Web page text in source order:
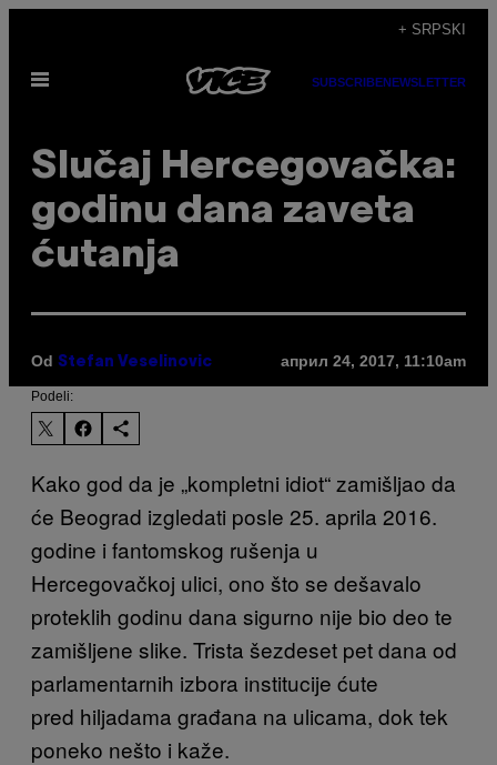
садржај
+ SRPSKI
Otvori
SUBSCRIBENEWSLETTER
Slučaj Hercegovačka:
godinu dana zaveta
ćutanja
Od Stefan Veselinovic април 24, 2017, 11:10am
Podeli:
Kako god da je „kompletni idiot“ zamišljao da
će Beograd izgledati posle 25. aprila 2016.
godine i fantomskog rušenja u
Hercegovačkoj ulici, ono što se dešavalo
proteklih godinu dana sigurno nije bio deo te
zamišljene slike. Trista šezdeset pet dana od
parlamentarnih izbora institucije ćute
pred hiljadama građana na ulicama, dok tek
poneko nešto i kaže.